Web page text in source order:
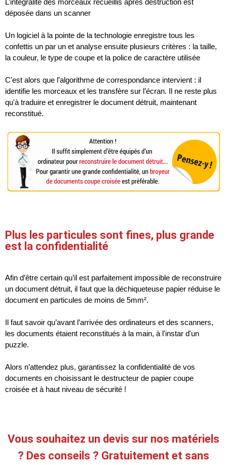
L’intégralité des morceaux recueillis après destruction est
déposée dans un scanner
Un logiciel à la pointe de la technologie enregistre tous les
confettis un par un et analyse ensuite plusieurs critères : la taille,
la couleur, le type de coupe et la police de caractère utilisée
C'est alors que l’algorithme de correspondance intervient : il
identifie les morceaux et les transfère sur l’écran. Il ne reste plus
qu'à traduire et enregistrer le document détruit, maintenant
reconstitué.
Plus les particules sont fines, plus grande
est la confidentialité
Afin d’être certain qu’il est parfaitement impossible de reconstruire
un document détruit, il faut que la déchiqueteuse papier réduise le
document en particules de moins de 5mm².
Il faut savoir qu’avant l’arrivée des ordinateurs et des scanners,
les documents étaient reconstitués à la main, à l'instar d'un
puzzle.
Alors n’attendez plus, garantissez la confidentialité de vos
documents en choisissant le destructeur de papier coupe
croisée et à haut niveau de sécurité !
Vous souhaitez un devis sur nos matériels
? Des conseils ? Gratuitement et sans